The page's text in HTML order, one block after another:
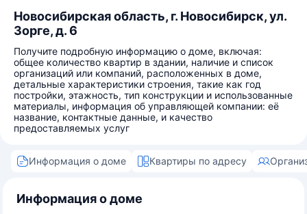
Новосибирская область, г. Новосибирск, ул.
Зорге, д. 6
Получите подробную информацию о доме, включая:
общее количество квартир в здании, наличие и список
организаций или компаний, расположенных в доме,
детальные характеристики строения, такие как год
постройки, этажность, тип конструкции и использованные
материалы, информация об управляющей компании: её
название, контактные данные, и качество
предоставляемых услуг
Информация о доме Квартиры по адресу
Информация о доме